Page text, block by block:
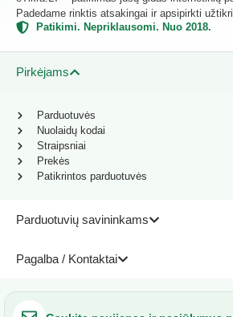
Padedame rinktis atsakingai ir apsipirkti
Patikimi. Nepriklausomi. Nuo 2018.
Pirkėjams
Parduotuvių savininkams
Pagalba / Kontaktai
Parduotuvės
Nuolaidų kodai
Straipsniai
Prekės
Patikrintos parduotuvės